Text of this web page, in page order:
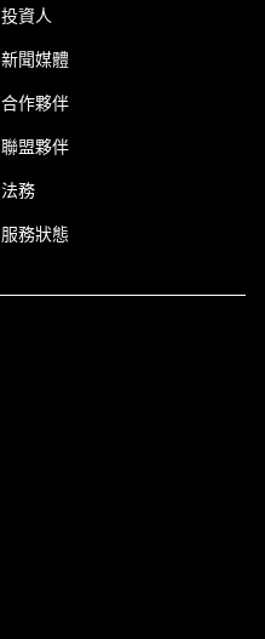
投資人
新聞媒體
合作夥伴
聯盟夥伴
法務
服務狀態